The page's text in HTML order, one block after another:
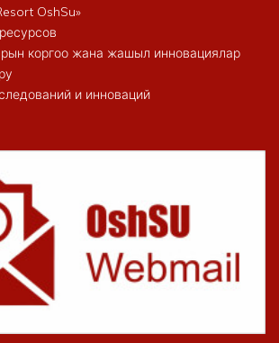
OshSu»
коргоо жана жашыл инновациялар
и инноваций